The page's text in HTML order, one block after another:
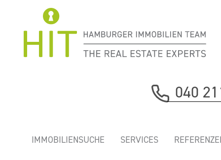
040
IMMOBILIENSUCHE SERVICES
„DOCKLAND” -